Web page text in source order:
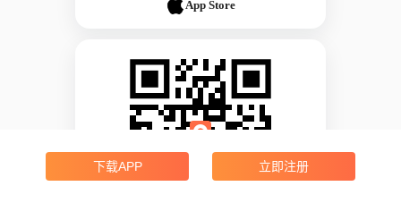
App Store
下载APP 立即注册